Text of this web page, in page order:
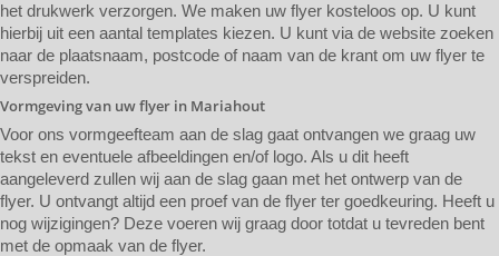
het drukwerk verzorgen. We maken uw flyer kosteloos op. U kunt
hierbij uit een aantal templates kiezen. U kunt via de website zoeken
naar de plaatsnaam, postcode of naam van de krant om uw flyer te
verspreiden.
Vormgeving van uw flyer in Mariahout
Voor ons vormgeefteam aan de slag gaat ontvangen we graag uw
tekst en eventuele afbeeldingen en/of logo. Als u dit heeft
aangeleverd zullen wij aan de slag gaan met het ontwerp van de
flyer. U ontvangt altijd een proef van de flyer ter goedkeuring. Heeft u
nog wijzigingen? Deze voeren wij graag door totdat u tevreden bent
met de opmaak van de flyer.